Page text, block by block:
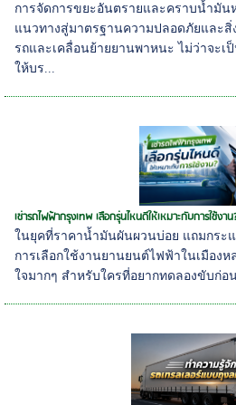
การจัดการขยะอันตรายและคราบน้ำมัน
แนวทางสู่มาตรฐานความปลอดภัยและสิ่
รถและเคลื่อนย้ายยานพาหนะ ไม่ว่าจะเ
ให้บร...
เช่ารถไฟฟ้ากรุงเทพ เลือกรุ่นไหนดีให้เหมาะกับการใช้งาน
ในยุคที่ราคาน้ำมันผันผวนบ่อย แถมกระ
การเลือกใช้งานยานยนต์ไฟฟ้าในเมือง
ใจมากๆ สำหรับใครที่อยากทดลองขับก่อ